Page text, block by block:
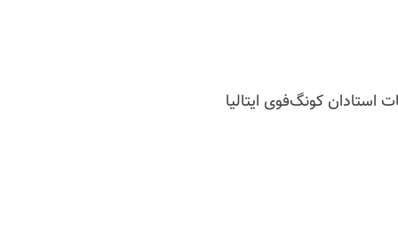
استادان کونگ‌فوی ایتالیا